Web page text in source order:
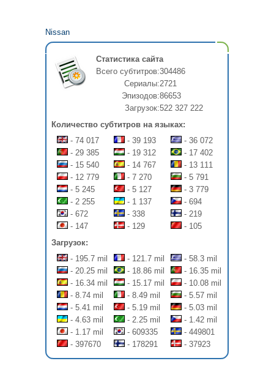
Nissan
Статистика сайта
Всего субтитров:304486
Сериалы:2721
Эпизодов:86653
Загрузок:522 327 222
Количество субтитров на языках:
- 74 017
- 39 193
- 36 072
- 29 385
- 19 312
- 17 402
- 15 540
- 14 767
- 13 111
- 12 779
- 7 270
- 5 791
- 5 245
- 5 127
- 3 779
- 2 255
- 1 137
- 694
- 672
- 338
- 219
- 147
- 129
- 105
Загрузок:
- 195.7 mil
- 121.7 mil
- 58.3 mil
- 20.25 mil
- 18.86 mil
- 16.35 mil
- 16.34 mil
- 15.17 mil
- 10.08 mil
- 8.74 mil
- 8.49 mil
- 5.57 mil
- 5.41 mil
- 5.19 mil
- 5.03 mil
- 4.63 mil
- 2.25 mil
- 1.42 mil
- 1.17 mil
- 609335
- 449801
- 397670
- 178291 - 37923